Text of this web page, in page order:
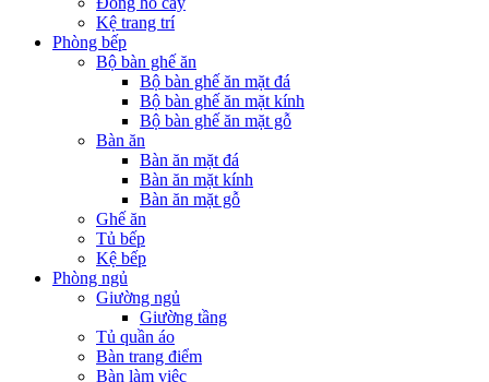
Kệ trang trí
Phòng bếp
Bộ bàn ghế ăn
Bộ bàn ghế ăn mặt đá
Bộ bàn ghế ăn mặt kính
Bộ bàn ghế ăn mặt gỗ
Bàn ăn
Bàn ăn mặt đá
Bàn ăn mặt kính
Bàn ăn mặt gỗ
Ghế ăn
Tủ bếp
Kệ bếp
Phòng ngủ
Giường ngủ
Giường tầng
Tủ quần áo
Bàn trang điểm
Bàn làm việc